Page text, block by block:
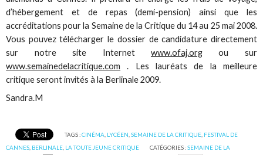
d’hébergement et de repas (demi-pension) ainsi que les
accréditations pour la Semaine de la Critique du 14 au 25 mai 2008.
Vous pouvez télécharger le dossier de candidature directement
sur notre site Internet www.ofaj.orgou sur
www.semainedelacritique.com . Les lauréats de la meilleure
critique seront invités à la Berlinale 2009.
Sandra.M
TAGS :CINÉMA LYCÉEN SEMAINE DE LA CRITIQUE, FESTIVAL DE
CANNES, BERLINALE, LA TOUTE JEUNE CRITIQUE CATÉGORIES :SEMAINE DE LA